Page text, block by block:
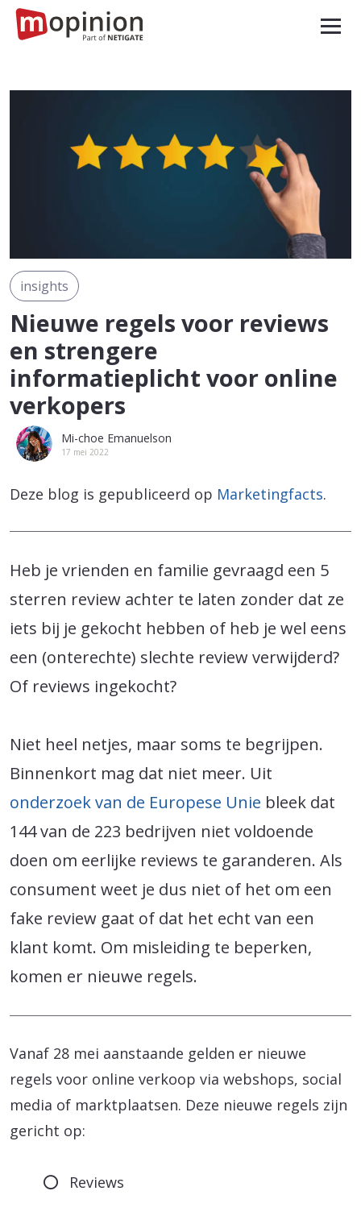
insights
Nieuwe regels voor reviews
en strengere
informatieplicht voor online
verkopers
Mi-choe Emanuelson
17 mei 2022
Deze blog is gepubliceerd op Marketingfacts.
Heb je vrienden en familie gevraagd een 5
sterren review achter te laten zonder dat ze
iets bij je gekocht hebben of heb je wel eens
een (onterechte) slechte review verwijderd?
Of reviews ingekocht?
Niet heel netjes, maar soms te begrijpen.
Binnenkort mag dat niet meer. Uit
onderzoek van de Europese Unie bleek dat
144 van de 223 bedrijven niet voldoende
doen om eerlijke reviews te garanderen. Als
consument weet je dus niet of het om een
fake review gaat of dat het echt van een
klant komt. Om misleiding te beperken,
komen er nieuwe regels.
Vanaf 28 mei aanstaande gelden er nieuwe
regels voor online verkoop via webshops, social
media of marktplaatsen. Deze nieuwe regels zijn
gericht op:
Reviews